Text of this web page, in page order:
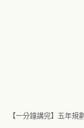
【一分鐘講完】五年規